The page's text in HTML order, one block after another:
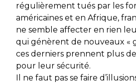
régulièrement tués par les
américaines et en Afrique,
ne semble affecter en rien
qui génèrent de nouveaux «
ces derniers prennent plus
pour leur sécurité.
Il ne faut pas se faire